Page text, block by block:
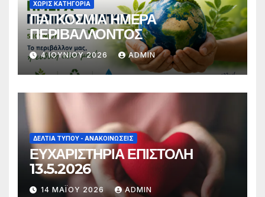
ΧΩΡΊΣ ΚΑΤΗΓΟΡΊΑ
ΠΑΓΚΟΣΜΙΑ ΗΜΕΡΑ
ΠΕΡΙΒΑΛΛΟΝΤΟΣ
4 ΙΟΥΝΊΟΥ 2026 ADMIN
ΔΕΛΤΊΑ ΤΎΠΟΥ - ΑΝΑΚΟΙΝΏΣΕΙΣ
ΕΥΧΑΡΙΣΤΗΡΙΑ ΕΠΙΣΤΟΛΗ
13.5.2026
14 ΜΑΪ́ΟΥ 2026 ADMIN